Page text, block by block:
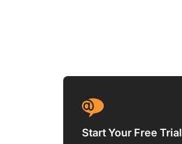
Start Your Free Trial